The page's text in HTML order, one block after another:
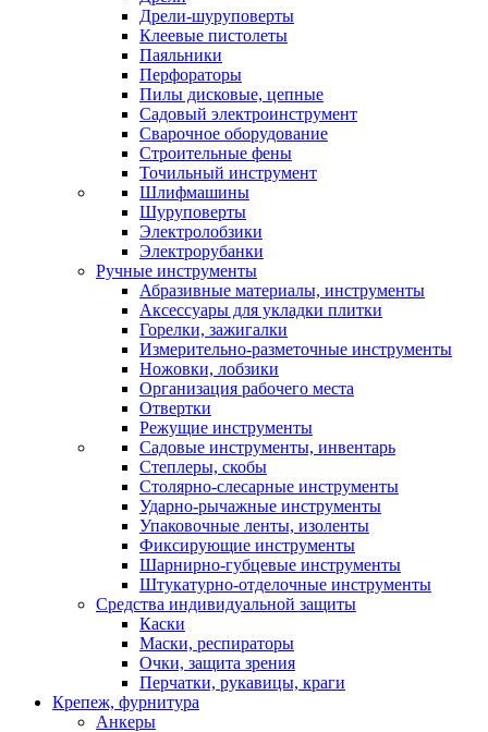
Дрели-шуруповерты
Клеевые пистолеты
Паяльники
Перфораторы
Пилы дисковые, цепные
Садовый электроинструмент
Сварочное оборудование
Строительные фены
Точильный инструмент
Шлифмашины
Шуруповерты
Электролобзики
Электрорубанки
Ручные инструменты
Абразивные материалы, инструменты
Аксессуары для укладки плитки
Горелки, зажигалки
Измерительно-разметочные инструменты
Ножовки, лобзики
Организация рабочего места
Отвертки
Режущие инструменты
Садовые инструменты, инвентарь
Степлеры, скобы
Столярно-слесарные инструменты
Ударно-рычажные инструменты
Упаковочные ленты, изоленты
Фиксирующие инструменты
Шарнирно-губцевые инструменты
Штукатурно-отделочные инструменты
Средства индивидуальной защиты
Каски
Маски, респираторы
Очки, защита зрения
Перчатки, рукавицы, краги
Крепеж, фурнитура
Анкеры